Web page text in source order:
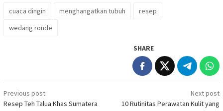
cuaca dingin menghangatkan tubuh
resep
wedang ronde
SHARE
Post
Previous post
Resep Teh Talua Khas Sumatera
Next post
10 Rutinitas Perawatan Kulit yang